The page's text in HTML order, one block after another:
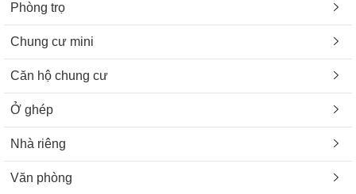
Phòng trọ
Chung cư mini
Căn hộ chung cư
Ở ghép
Nhà riêng
Văn phòng